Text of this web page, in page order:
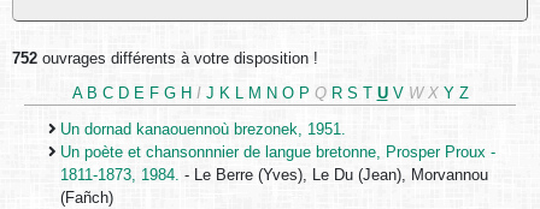
752 ouvrages différents à votre disposition !
A B C D E F G H I J K M N O P Q R S T U V W X Y Z
Un dornad kanaouennoù brezonek, 1951.
Un poète et chansonnnier de langue bretonne, Prosper Proux -
1811-1873, 1984. - Le Berre (Yves), Le Du (Jean), Morvannou
(Fañch)